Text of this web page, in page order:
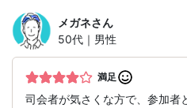
メガネさん
50代｜男性
満足
司会者が気さくな方で、参加者